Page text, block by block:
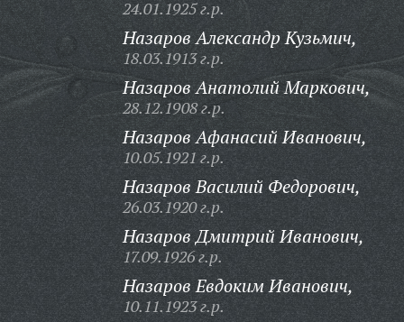
24.01.1925 г.р.
Назаров Александр Кузьмич,
18.03.1913 г.р.
Назаров Анатолий Маркович,
28.12.1908 г.р.
Назаров Афанасий Иванович,
10.05.1921 г.р.
Назаров Василий Федорович,
26.03.1920 г.р.
Назаров Дмитрий Иванович,
17.09.1926 г.р.
Назаров Евдоким Иванович,
10.11.1923 г.р.